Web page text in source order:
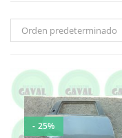
Orden predeterminado
- 25%